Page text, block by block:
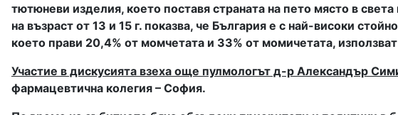
тютюневи изделия, което поставя страната на пето място в
на възраст от 13 и 15 г. показва, че България е с най-високи
което прави 20,4% от момчетата и 33% от момичетата,
Участие в дискусията взеха още пулмологът д-р Александър
фармацевтична колегия – София.